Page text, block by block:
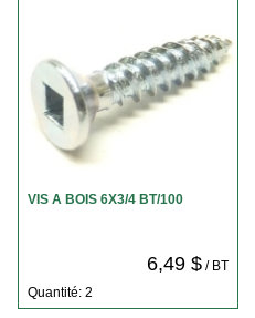
VIS A BOIS 6X3/4 BT/100
6,49 $/ BT
Quantité: 2